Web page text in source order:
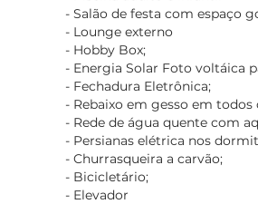
- Salão de festa com espaço
- Lounge externo
- Hobby Box;
- Energia Solar Foto voltáica
- Fechadura Eletrônica;
- Rebaixo em gesso em todos
- Rede de água quente com
- Persianas elétrica nos
- Churrasqueira a carvão;
- Bicicletário;
- Elevador